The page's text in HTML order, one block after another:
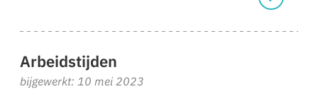
Arbeidstijden
bijgewerkt: 10 mei 2023